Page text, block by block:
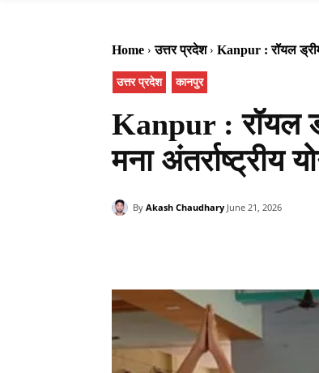
Home उत्तर प्रदेश Kanpur : रॉयल ड्रीम
उत्तर प्रदेश कानपुर
Kanpur : रॉयल
मना अंतर्राष्ट्रीय
By Akash Chaudhary June 21, 2026